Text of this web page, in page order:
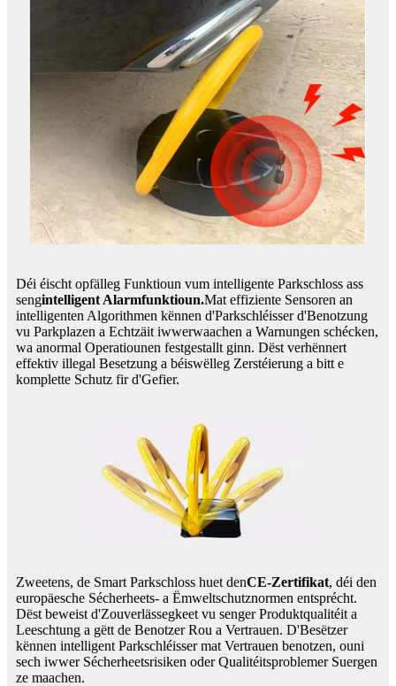
Déi éischt opfälleg Funktioun vum intelligente Parkschloss ass
sengintelligent Alarmfunktioun.Mat effiziente Sensoren an
intelligenten Algorithmen kënnen d'Parkschléisser d'Benotzung
vu Parkplazen a Echtzäit iwwerwaachen a Warnungen schécken,
wa anormal Operatiounen festgestallt ginn. Dëst verhënnert
effektiv illegal Besetzung a béiswëlleg Zerstéierung a bitt e
komplette Schutz fir d'Gefier.
Zweetens, de Smart Parkschloss huet denCE-Zertifikat, déi den
europäesche Sécherheets- a Ëmweltschutznormen entsprécht.
Dëst beweist d'Zouverlässegkeet vu senger Produktqualitéit a
Leeschtung a gëtt de Benotzer Rou a Vertrauen. D'Besëtzer
kënnen intelligent Parkschléisser mat Vertrauen benotzen, ouni
sech iwwer Sécherheetsrisiken oder Qualitéitsproblemer Suergen
ze maachen.